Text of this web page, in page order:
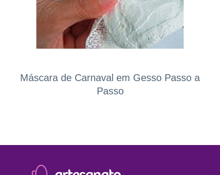
Máscara de Carnaval em Gesso Passo a
Passo